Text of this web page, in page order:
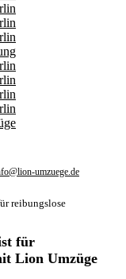
umzuege.de
reibungslose
für
Lion Umzüge